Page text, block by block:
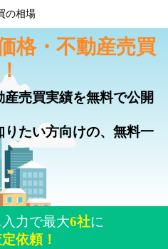
の相場
格・不動産売買
売買実績を無料で公開
たい方向けの、無料一
力で最大6社に
依頼！